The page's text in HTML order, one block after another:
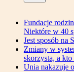
Fundacje
Niektóre w 40
Jest sposób na
Zmiany w
skorzysta, a kto
Unia nakazuje